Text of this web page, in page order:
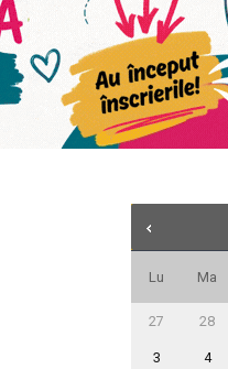
Lu Ma
27 28
3 4